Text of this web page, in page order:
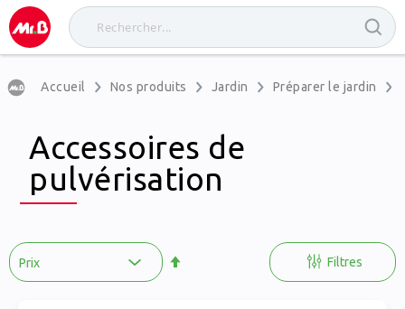
Accueil Nos produits Jardin Préparer le jardin
Accessoires de
pulvérisation
Filtres